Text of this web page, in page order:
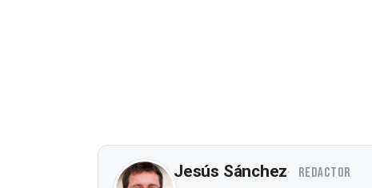
Jesús Sánchez REDACTOR